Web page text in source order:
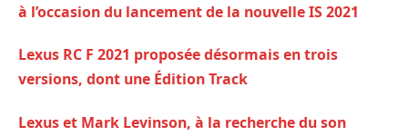
à l’occasion du lancement de la nouvelle IS 2021
Lexus RC F 2021 proposée désormais en trois
versions, dont une Édition Track
Lexus et Mark Levinson, à la recherche du son